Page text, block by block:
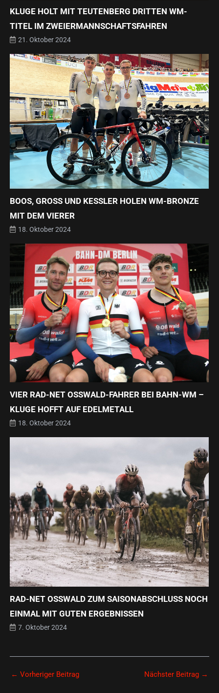
KLUGE HOLT MIT TEUTENBERG DRITTEN WM-
TITEL IM ZWEIERMANNSCHAFTSFAHREN
21. Oktober 2024
BOOS, GROSS UND KESSLER HOLEN WM-BRONZE MI
T DEM VIERER
18. Oktober 2024
VIER RAD-NET OSSWALD-FAHRER BEI BAHN-WM – K
LUGE HOFFT AUF EDELMETALL
18. Oktober 2024
RAD-NET OSSWALD ZUM SAISONABSCHLUSS NOCH E
INMAL MIT GUTEN ERGEBNISSEN
7. Oktober 2024
← Vorheriger Beitrag Nächster Beitrag →